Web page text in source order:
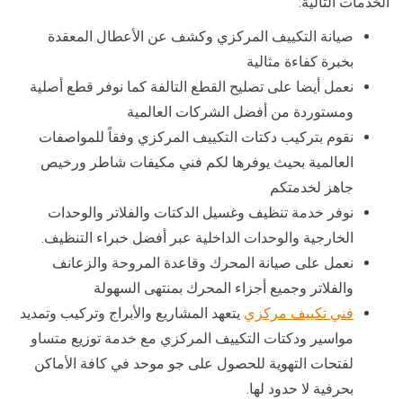
صيانة التكييف المركزي وكشف عن الأعطال المعقدة
بخبرة كفاءة مثالية
نعمل أيضا على تصليح القطع التالفة كما نوفر قطع أصلية
ومستوردة من أفضل الشركات العالمية
نقوم بتركيب دكتات التكييف المركزي وفقاً للمواصفات
العالمية بحيث يوفرها لكم فني مكيفات شاطر ورخيص
جاهز لخدمتكم
نوفر خدمة تنظيف وغسيل الدكتات والفلاتر والوحدات
الخارجية والوحدات الداخلية عبر أفضل خبراء التنظيف.
نعمل على صيانة المحرك وقاعدة المروحة والزعانف
والفلاتر وجميع أجزاء المحرك بمنتهى السهولة
فني تكييف مركزي يتعهد المشاريع والأبراج وتركيب وتمديد
مواسير ودكتات التكييف المركزي مع خدمة توزيع متساو
لفتحات التهوية للحصول على جو موحد في كافة الأماكن
بحرفية لا حدود لها.